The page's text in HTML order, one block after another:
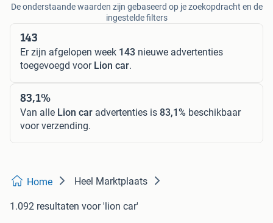
De onderstaande waarden zijn gebaseerd op je zoekopdracht en de
ingestelde filters
143
Er zijn afgelopen week 143 nieuwe advertenties
toegevoegd voor Lion car.
83,1%
Van alle Lion car advertenties is 83,1% beschikbaar
voor verzending.
Home Heel Marktplaats
1.092 resultaten voor 'lion car'